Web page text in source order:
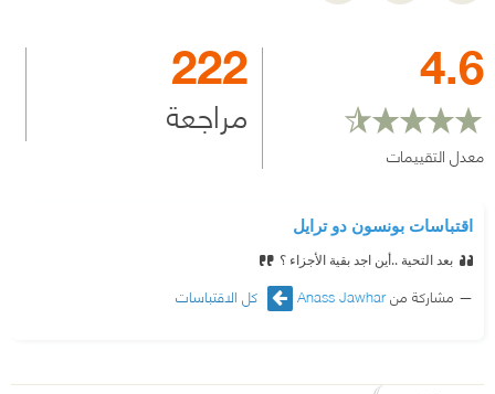
4.6
معدل التقييمات
222
مراجعة
اقتباسات بونسون دو ترايل
بعد التحية ..أين اجد بقية الأجزاء ؟
مشاركة منAnass Jawhar كل الاقتباسات